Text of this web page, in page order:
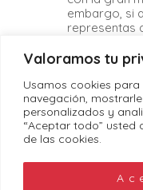
Valoramos tu
Usamos cookies
navegación,
personalizados y
“Aceptar todo” usted
de las cookies.
embargo, si
representas
colaborar en
proyectos.